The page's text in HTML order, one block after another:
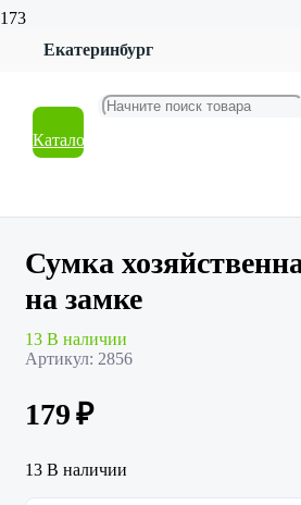
Екатеринбург
Каталог
Галантерея
Сумка хозяйственная складная на
Сумка
на замке
13 В наличии
Артикул: 2856
179₽
13 В наличии